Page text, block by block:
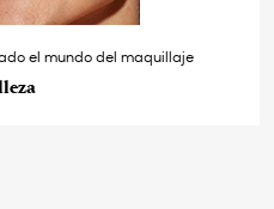
el mundo del maquillaje